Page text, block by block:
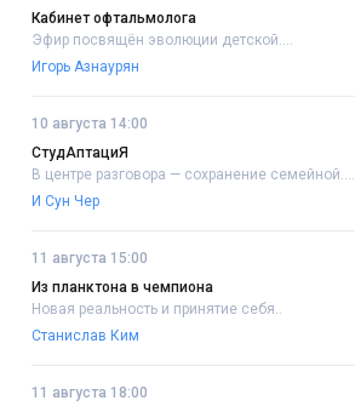
Кабинет офтальмолога
Эфир посвящён эволюции детской....
Игорь Азнаурян
10 августа 14:00
СтудАптациЯ
В центре разговора — сохранение семейной....
И Сун Чер
11 августа 15:00
Из планктона в чемпиона
Новая реальность и принятие себя..
Станислав Ким
11 августа 18:00